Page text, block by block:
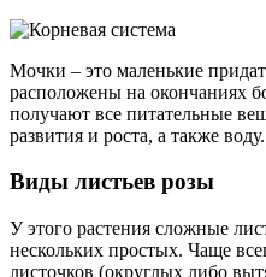
Мочки – это маленькие
расположены на окончаниях
получают все питательные
развития и роста, а также воду.
Виды листьев розы
У этого растения сложные
нескольких простых. Чаще
листочков (округлых либо